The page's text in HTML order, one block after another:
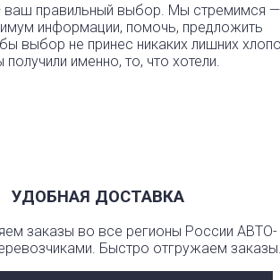
правильный выбор. Мы стремимся —
информации, помочь, предложить
выбор не принес никаких лишних
получили именно, то, что хотели.
УДОБНАЯ ДОСТАВКА
заказы во все регионы России АВТО-
Быстро отгружаем